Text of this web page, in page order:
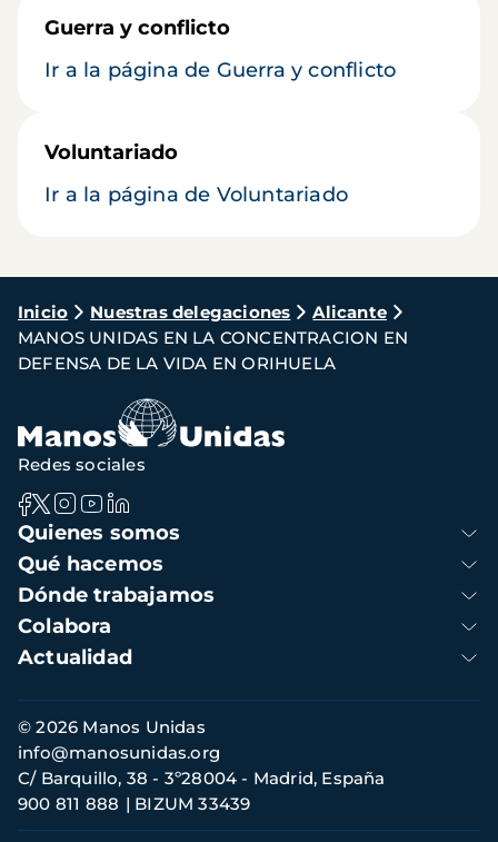
Guerra y conflicto
Ir a la página de Guerra y conflicto
Voluntariado
Ir a la página de Voluntariado
Ruta
de
navegación
Inicio Nuestras delegaciones
Alicante
MANOS UNIDAS EN LA CONCENTRACION EN
DEFENSA DE LA VIDA EN ORIHUELA
Navegación
principal
Quienes somos
Qué hacemos
Dónde trabajamos
Colabora
Actualidad
Redes sociales
Información
de
contacto
© 2026 Manos Unidas
C/ Barquillo, 38 - 3º28004 - Madrid, España
900 811 888
BIZUM 33439
info@manosunidas.org